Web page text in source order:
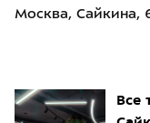
Все
Москва, Сайкина,